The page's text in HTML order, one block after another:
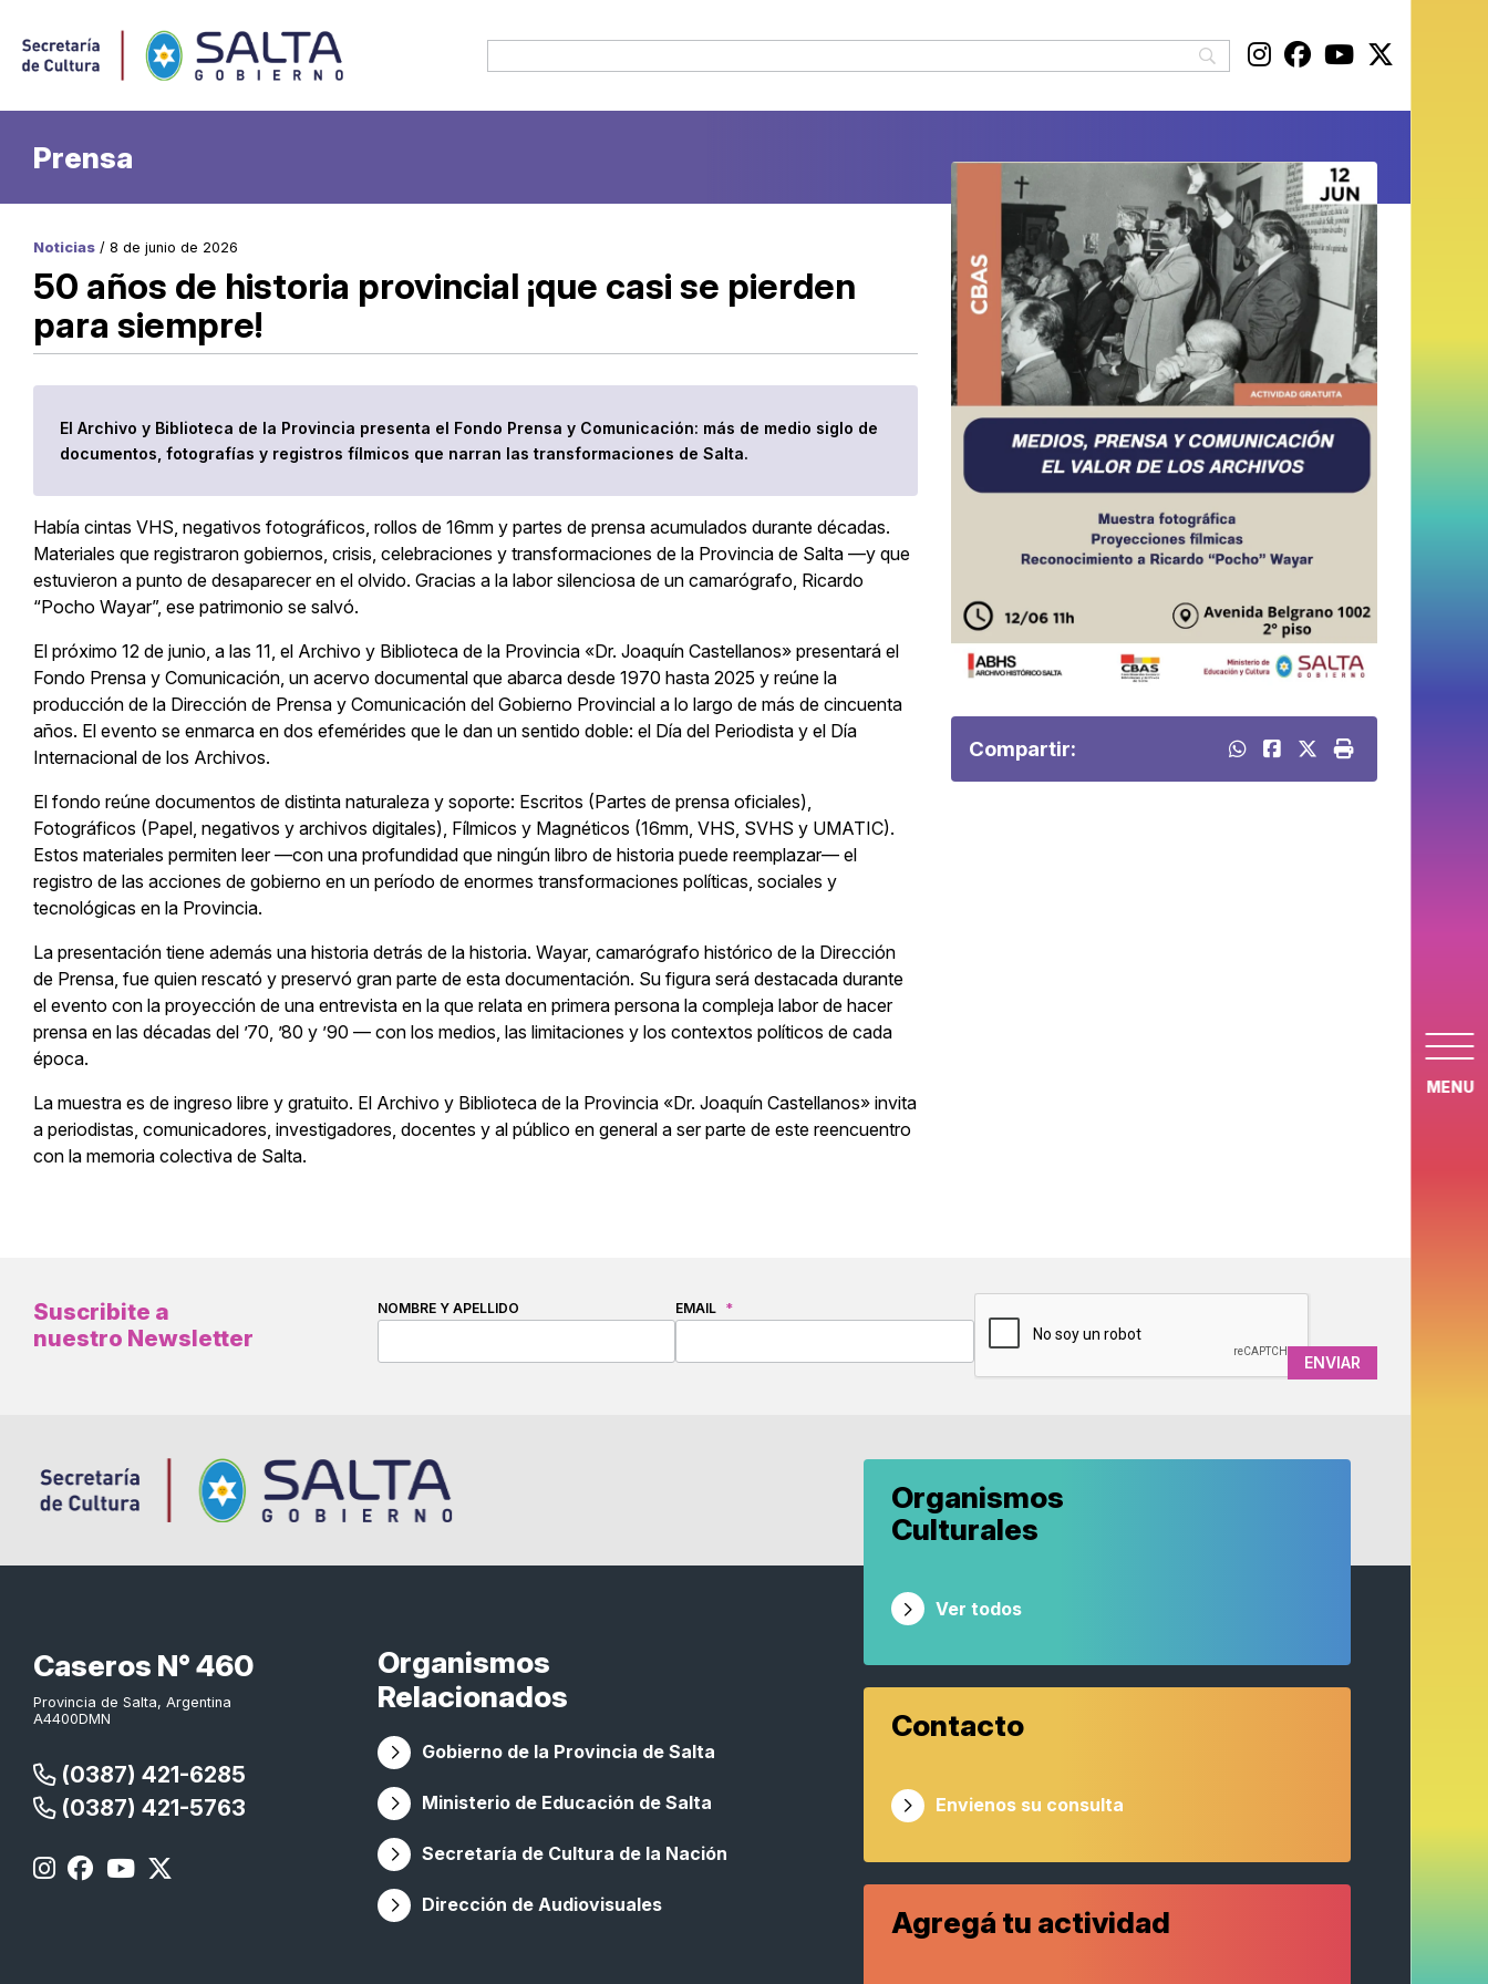
MENU
Prensa
Noticias / 8 de junio de 2026
50 años de historia provincial ¡que casi se pierden
para siempre!
El Archivo y Biblioteca de la Provincia presenta el Fondo Prensa y Comunicación: más de medio siglo de
documentos, fotografías y registros fílmicos que narran las transformaciones de Salta.
Había cintas VHS, negativos fotográficos, rollos de 16mm y partes de prensa acumulados durante décadas.
Materiales que registraron gobiernos, crisis, celebraciones y transformaciones de la Provincia de Salta —y que
estuvieron a punto de desaparecer en el olvido. Gracias a la labor silenciosa de un camarógrafo, Ricardo
“Pocho Wayar”, ese patrimonio se salvó.
El próximo 12 de junio, a las 11, el Archivo y Biblioteca de la Provincia «Dr. Joaquín Castellanos» presentará el
Fondo Prensa y Comunicación, un acervo documental que abarca desde 1970 hasta 2025 y reúne la
producción de la Dirección de Prensa y Comunicación del Gobierno Provincial a lo largo de más de cincuenta
años. El evento se enmarca en dos efemérides que le dan un sentido doble: el Día del Periodista y el Día
Internacional de los Archivos.
El fondo reúne documentos de distinta naturaleza y soporte: Escritos (Partes de prensa oficiales),
Fotográficos (Papel, negativos y archivos digitales), Fílmicos y Magnéticos (16mm, VHS, SVHS y UMATIC).
Estos materiales permiten leer —con una profundidad que ningún libro de historia puede reemplazar— el
registro de las acciones de gobierno en un período de enormes transformaciones políticas, sociales y
tecnológicas en la Provincia.
La presentación tiene además una historia detrás de la historia. Wayar, camarógrafo histórico de la Dirección
de Prensa, fue quien rescató y preservó gran parte de esta documentación. Su figura será destacada durante
el evento con la proyección de una entrevista en la que relata en primera persona la compleja labor de hacer
prensa en las décadas del ’70, ’80 y ’90 — con los medios, las limitaciones y los contextos políticos de cada
época.
La muestra es de ingreso libre y gratuito. El Archivo y Biblioteca de la Provincia «Dr. Joaquín Castellanos» invita
a periodistas, comunicadores, investigadores, docentes y al público en general a ser parte de este reencuentro
con la memoria colectiva de Salta.
Compartir:
Suscribite a
nuestro Newsletter
NOMBRE Y APELLIDO EMAIL *
Caseros N° 460
Provincia de Salta, Argentina
A4400DMN
(0387) 421-6285
(0387) 421-5763
Organismos
Relacionados
Gobierno de la Provincia de Salta
Ministerio de Educación de Salta
Secretaría de Cultura de la Nación
Dirección de Audiovisuales
Organismos
Culturales
Ver todos
Contacto
Envienos su consulta
Agregá tu actividad